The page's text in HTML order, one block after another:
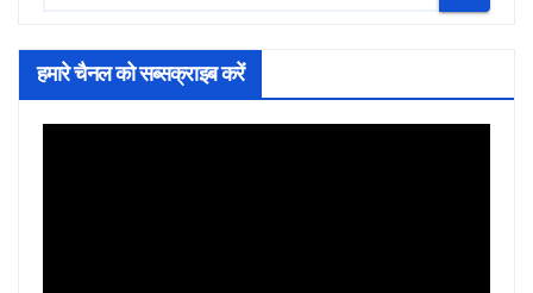
हमारे चैनल को सब्सक्राइब करें